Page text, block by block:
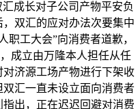
成长对子公司产物平安负
双汇的应对办法次要集中
职工大会”向消费者道歉，
成立由万隆本人担任从任
济源工场产物进行下架收
双汇一直未设立面向消费者
出，正在迟迟回避对消费